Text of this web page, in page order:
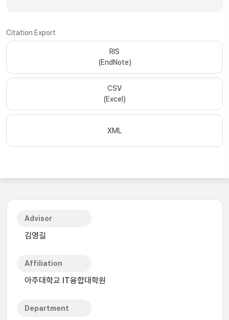
Citation Export
RIS
(EndNote)
CSV
(Excel)
XML
Advisor
김영길
Affiliation
아주대학교 IT융합대학원
Department